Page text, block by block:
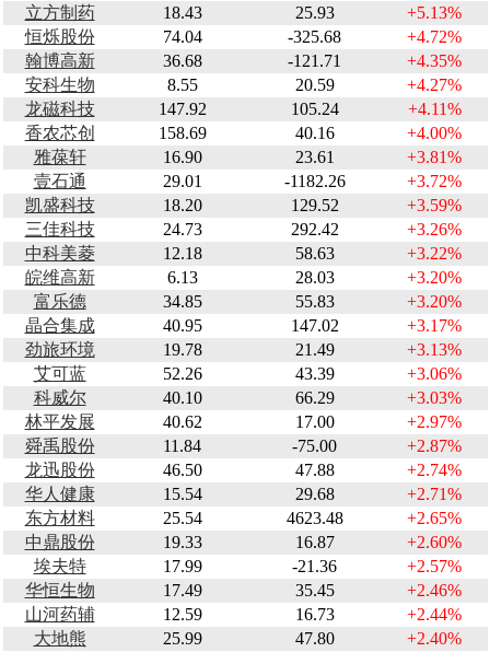
立方制药
18.43 25.93
+5.13%
恒烁股份
74.04 -325.68
+4.72%
翰博高新
36.68 -121.71
+4.35%
安科生物
8.55 20.59
+4.27%
龙磁科技
147.92 105.24
+4.11%
香农芯创
158.69 40.16
+4.00%
雅葆轩
16.90 23.61
+3.81%
壹石通
29.01 -1182.26
+3.72%
凯盛科技
18.20 129.52
+3.59%
三佳科技
24.73 292.42
+3.26%
中科美菱
12.18 58.63
+3.22%
皖维高新
6.13 28.03
+3.20%
富乐德
34.85 55.83
+3.20%
晶合集成
40.95 147.02
+3.17%
劲旅环境
19.78 21.49
+3.13%
艾可蓝
52.26 43.39
+3.06%
科威尔
40.10 66.29
+3.03%
林平发展
40.62 17.00
+2.97%
舜禹股份
11.84 -75.00
+2.87%
龙迅股份
46.50 47.88
+2.74%
华人健康
15.54 29.68
+2.71%
东方材料
25.54 4623.48
+2.65%
中鼎股份
19.33 16.87
+2.60%
埃夫特
17.99 -21.36
+2.57%
华恒生物
17.49 35.45
+2.46%
山河药辅
12.59 16.73
+2.44%
大地熊
25.99 47.80
+2.40%